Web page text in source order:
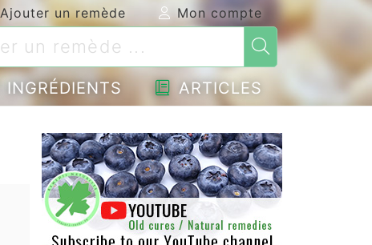
Ajouter un remède Mon compte
INGRÉDIENTS ARTICLES